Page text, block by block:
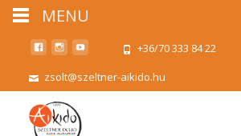
+36/70 333 84 22
zsolt@szeltner-aikido.hu
MENU